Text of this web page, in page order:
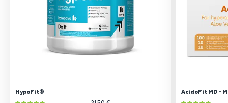
HypoFit®
AcidoFit MD -